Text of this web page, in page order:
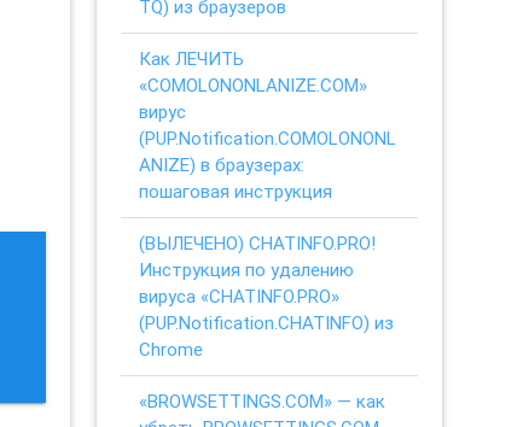
TQ) из браузеров
Как ЛЕЧИТЬ
«COMOLONONLANIZE.COM»
вирус
(PUP.Notification.COMOLONONL
ANIZE) в браузерах:
пошаговая инструкция
(ВЫЛЕЧЕНО) CHATINFO.PRO!
Инструкция по удалению
вируса «CHATINFO.PRO»
(PUP.Notification.CHATINFO) из
Chrome
«BROWSETTINGS.COM» — как